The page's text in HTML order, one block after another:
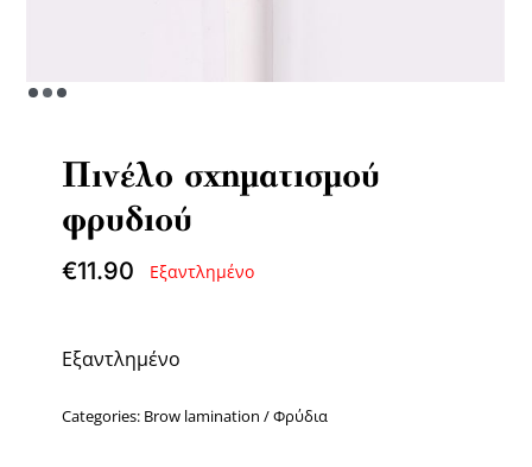
Πινέλο σχηματισμού
φρυδιού
€11.90 Εξαντλημένο
Εξαντλημένο
Categories: Brow lamination / Φρύδια